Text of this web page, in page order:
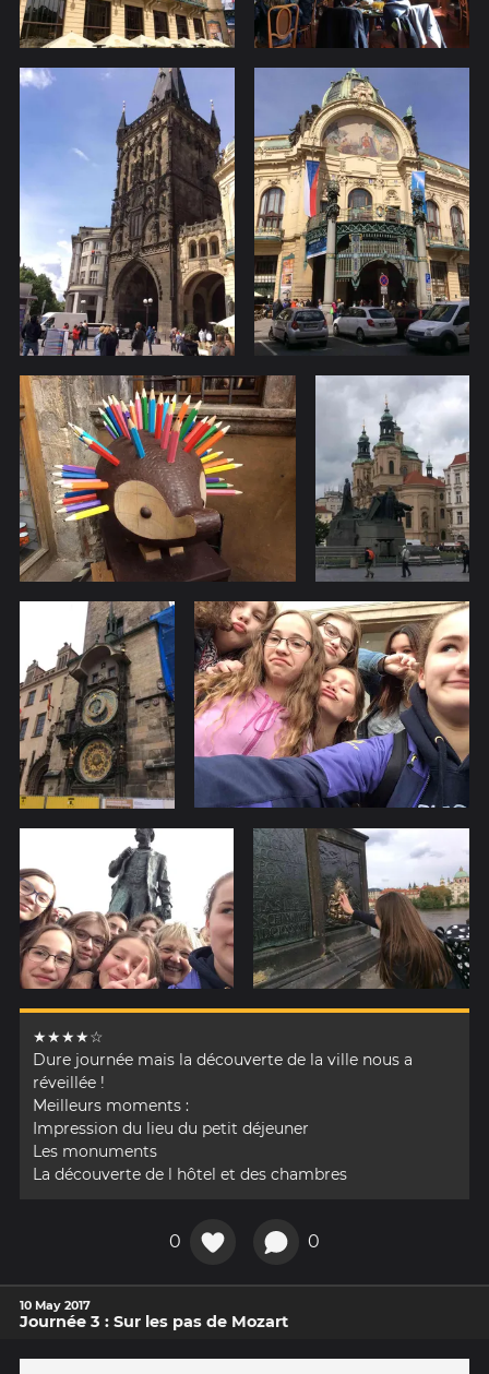
★★★★☆
Dure journée mais la découverte de la ville nous a
réveillée !
Meilleurs moments :
Impression du lieu du petit déjeuner
Les monuments
La découverte de l hôtel et des chambres
0 0
10 May 2017
Journée 3 : Sur les pas de Mozart